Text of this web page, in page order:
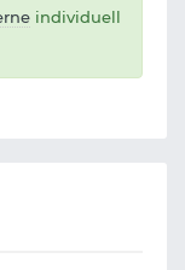
individuell